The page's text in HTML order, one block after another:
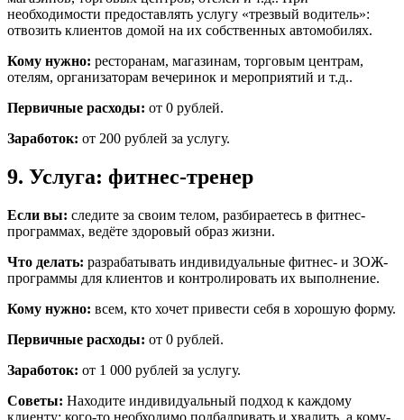
необходимости предоставлять услугу «трезвый водитель»:
отвозить клиентов домой на их собственных автомобилях.
Кому нужно: ресторанам, магазинам, торговым центрам,
отелям, организаторам вечеринок и мероприятий и т.д..
Первичные расходы: от 0 рублей.
Заработок: от 200 рублей за услугу.
9. Услуга: фитнес-тренер
Если вы: следите за своим телом, разбираетесь в фитнес-
программах, ведёте здоровый образ жизни.
Что делать: разрабатывать индивидуальные фитнес- и ЗОЖ-
программы для клиентов и контролировать их выполнение.
Кому нужно: всем, кто хочет привести себя в хорошую форму.
Первичные расходы: от 0 рублей.
Заработок: от 1 000 рублей за услугу.
Советы: Находите индивидуальный подход к каждому
клиенту: кого-то необходимо подбадривать и хвалить, а кому-